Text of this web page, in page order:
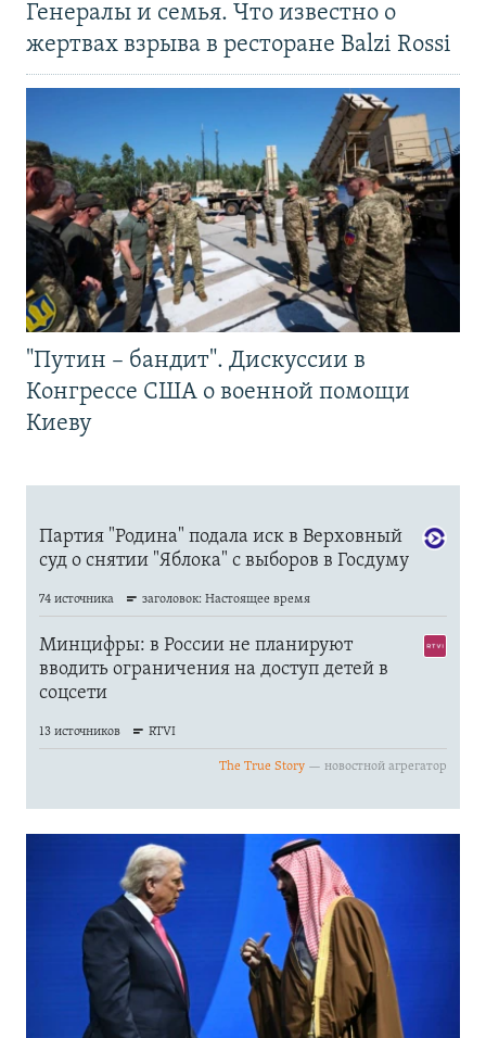
Генералы и семья. Что известно о
жертвах взрыва в ресторане Balzi Rossi
"Путин – бандит". Дискуссии в
Конгрессе США о военной помощи
Киеву